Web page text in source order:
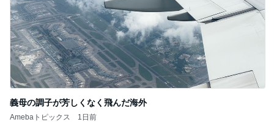
義母の調子が芳しくなく飛んだ海外
Amebaトピックス 1日前